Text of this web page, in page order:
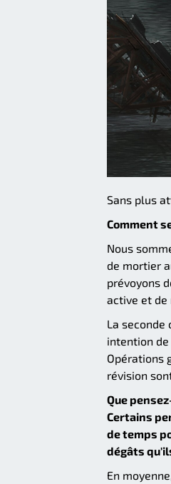
Sans plus
Comment
Nous
de mortier
prévoyons
active et de
La
intention
Opérations
révision
Que
Certains
de temps
dégâts
En